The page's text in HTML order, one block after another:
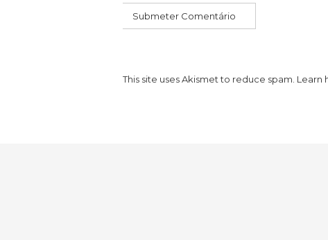
This site uses Akismet to reduce spam. Learn